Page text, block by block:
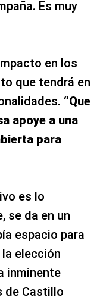
Es muy
en los
que tendrá en
“Que
apoye a una
para
es lo
se da en un
espacio para
elección
inminente
de Castillo